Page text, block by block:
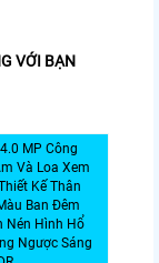
VỚI BẠN
MP Công
Và Loa Xem
Kế Thân
Ban Đêm
Nén Hình Hổ
Ngược Sáng